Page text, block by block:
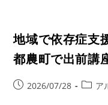
地域で依存症支
都農町で出前講
2026/07/28 ア